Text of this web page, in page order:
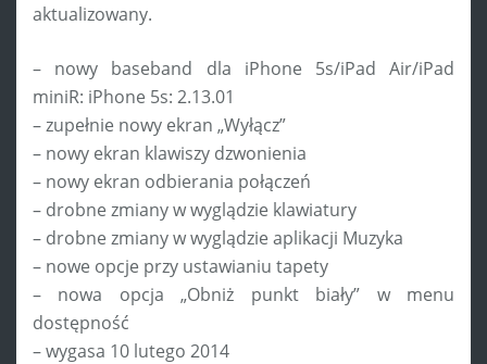
aktualizowany.
– nowy baseband dla iPhone 5s/iPad Air/iPad
miniR: iPhone 5s: 2.13.01
– zupełnie nowy ekran „Wyłącz”
– nowy ekran klawiszy dzwonienia
– nowy ekran odbierania połączeń
– drobne zmiany w wyglądzie klawiatury
– drobne zmiany w wyglądzie aplikacji Muzyka
– nowe opcje przy ustawianiu tapety
– nowa opcja „Obniż punkt biały” w menu
dostępność
– wygasa 10 lutego 2014